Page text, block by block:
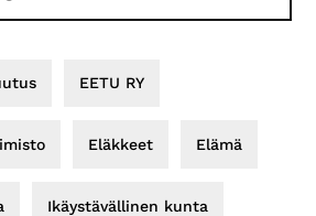
EETU RY
Eläkkeet Elämä
Ikäystävällinen kunta